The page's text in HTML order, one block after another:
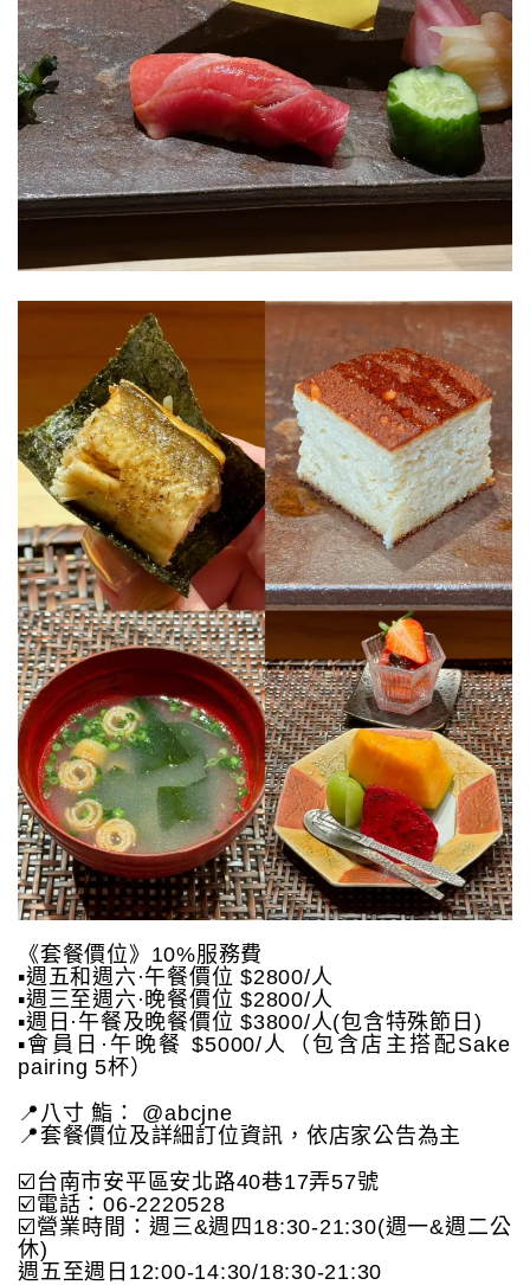
《套餐價位》10%服務費
▪️週五和週六·午餐價位 $2800/人
▪️週三至週六·晚餐價位 $2800/人
▪️週日·午餐及晚餐價位 $3800/人(包含特殊節日)
▪️會員日·午晚餐 $5000/人（包含店主搭配Sake
pairing 5杯）
📍八寸 鮨： @abcjne
📍套餐價位及詳細訂位資訊，依店家公告為主
☑️台南市安平區安北路40巷17弄57號
☑️電話：06-2220528
☑️營業時間：週三&週四18:30-21:30(週一&週二公
休)
週五至週日12:00-14:30/18:30-21:30